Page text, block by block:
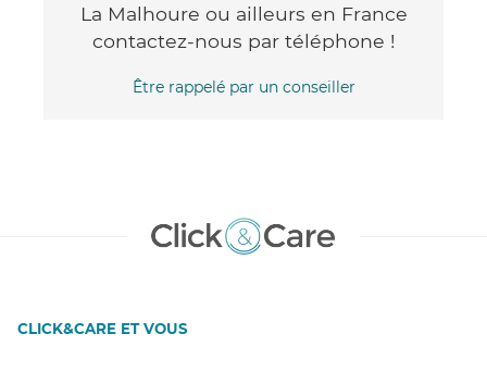
La Malhoure ou ailleurs en France
contactez-nous par téléphone !
Être rappelé par un conseiller
CLICK&CARE ET VOUS